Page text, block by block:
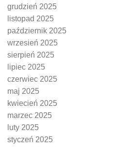
grudzień 2025
listopad 2025
październik 2025
wrzesień 2025
sierpień 2025
lipiec 2025
czerwiec 2025
maj 2025
kwiecień 2025
marzec 2025
luty 2025
styczeń 2025